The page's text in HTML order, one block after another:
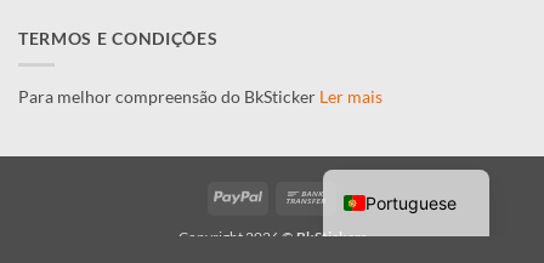
TERMOS E CONDIÇÕES
Para melhor compreensão do BkSticker Ler mais
PayPal
Bank
Copyright 2026 © BkStickers
Portuguese